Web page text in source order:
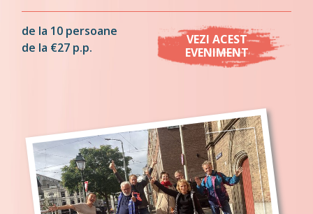
de la 10 persoane
de la €27 p.p.
VEZI ACEST
EVENIMENT